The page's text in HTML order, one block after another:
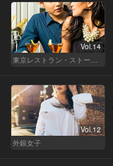
Vol.14
東京レストラン・ストーリー
Vol.12
外銀女子